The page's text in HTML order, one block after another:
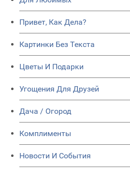
Привет, Как Дела?
Картинки Без Текста
Цветы И Подарки
Угощения Для Друзей
Дача / Огород
Комплименты
Новости И События